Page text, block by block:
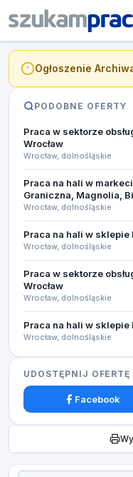
Ogłoszenie
PODOBNE OFERTY
Praca w sektorze
Wrocław
Wrocław, dolnośląskie
Praca na hali w
Graniczna, Magnolia,
Wrocław, dolnośląskie
Praca na hali w sklepie
Wrocław, dolnośląskie
Praca w sektorze
Wrocław
Wrocław, dolnośląskie
Praca na hali w sklepie
Wrocław, dolnośląskie
UDOSTĘPNIJ OFERTĘ
Facebook